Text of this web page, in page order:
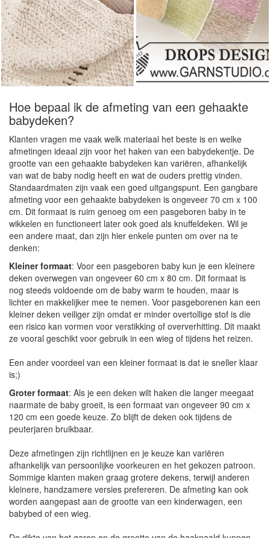
Hoe bepaal ik de afmeting van een gehaakte
babydeken?
Klanten vragen me vaak welk materiaal het beste is en welke
afmetingen ideaal zijn voor het haken van een babydekentje. De
grootte van een gehaakte babydeken kan variëren, afhankelijk
van wat de baby nodig heeft en wat de ouders prettig vinden.
Standaardmaten zijn vaak een goed uitgangspunt. Een gangbare
afmeting voor een gehaakte babydeken is ongeveer 70 cm x 100
cm. Dit formaat is ruim genoeg om een pasgeboren baby in te
wikkelen en functioneert later ook goed als knuffeldeken. Wil je
een andere maat, dan zijn hier enkele punten om over na te
denken:
Kleiner formaat: Voor een pasgeboren baby kun je een kleinere
deken overwegen van ongeveer 60 cm x 80 cm. Dit formaat is
nog steeds voldoende om de baby warm te houden, maar is
lichter en makkelijker mee te nemen. Voor pasgeborenen kan een
kleiner deken veiliger zijn omdat er minder overtollige stof is die
een risico kan vormen voor verstikking of oververhitting. Dit maakt
ze vooral geschikt voor gebruik in een wieg of tijdens het reizen.
Een ander voordeel van een kleiner formaat is dat ie sneller klaar
is;)
Groter formaat: Als je een deken wilt haken die langer meegaat
naarmate de baby groeit, is een formaat van ongeveer 90 cm x
120 cm een goede keuze. Zo blijft de deken ook tijdens de
peuterjaren bruikbaar.
Deze afmetingen zijn richtlijnen en je keuze kan variëren
afhankelijk van persoonlijke voorkeuren en het gekozen patroon.
Sommige klanten maken graag grotere dekens, terwijl anderen
kleinere, handzamere versies prefereren. De afmeting kan ook
worden aangepast aan de grootte van een kinderwagen, een
babybed of een wieg.